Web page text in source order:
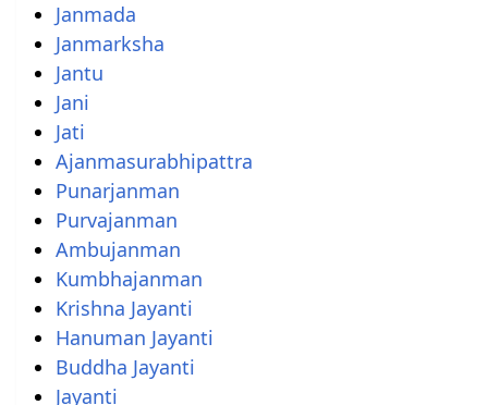
Janmada
Janmarksha
Jantu
Jani
Jati
Ajanmasurabhipattra
Punarjanman
Purvajanman
Ambujanman
Kumbhajanman
Krishna Jayanti
Hanuman Jayanti
Buddha Jayanti
Jayanti